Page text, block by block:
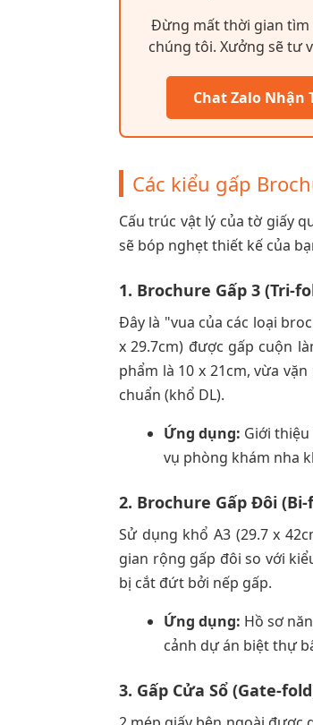
Đừng mất thời gian tìm
chúng tôi. Xưởng sẽ tư
Chat Zalo Nhận
Các kiểu gấp
Cấu trúc vật lý của tờ giấy
sẽ bóp nghẹt thiết kế của
1. Brochure Gấp 3 (Tri-
Đây là "vua của các loại
x 29.7cm) được gấp cuộn
phẩm là 10 x 21cm, vừa
chuẩn (khổ DL).
Ứng dụng: Giới
vụ phòng khám nha
2. Brochure Gấp Đôi
Sử dụng khổ A3 (29.7 x
gian rộng gấp đôi so với
bị cắt đứt bởi nếp gấp.
Ứng dụng: Hồ sơ
cảnh dự án biệt thự
3. Gấp Cửa Sổ (Gate-